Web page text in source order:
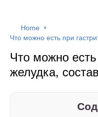
Home
Что можно есть при
Что можно есть
желудка,